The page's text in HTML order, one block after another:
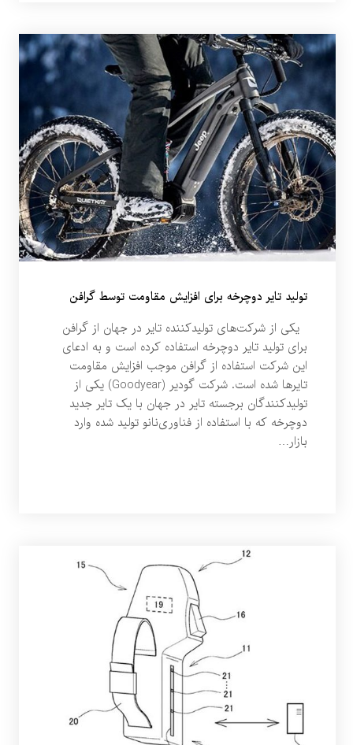
تولید تایر دوچرخه برای افزایش مقاومت توسط گرافن
یکی از شرکت‌های تولیدکننده تایر در جهان از گرافن
برای تولید تایر دوچرخه استفاده کرده است و به ادعای
این شرکت استفاده از گرافن موجب افزایش مقاومت
تایرها شده است. شرکت گودیر (Goodyear) یکی از
تولیدکنندگان برجسته تایر در جهان با یک تایر جدید
دوچرخه که با استفاده از فناوری‌نانو تولید شده وارد
بازار…